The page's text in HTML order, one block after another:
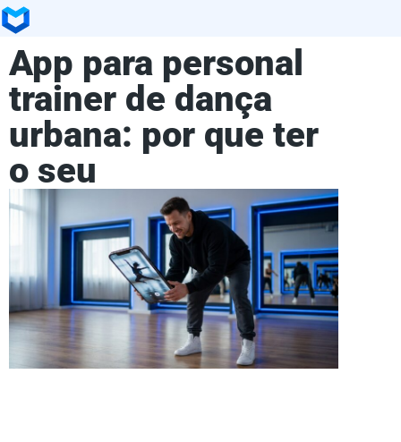
App para personal
trainer de dança
urbana: por que ter
o seu